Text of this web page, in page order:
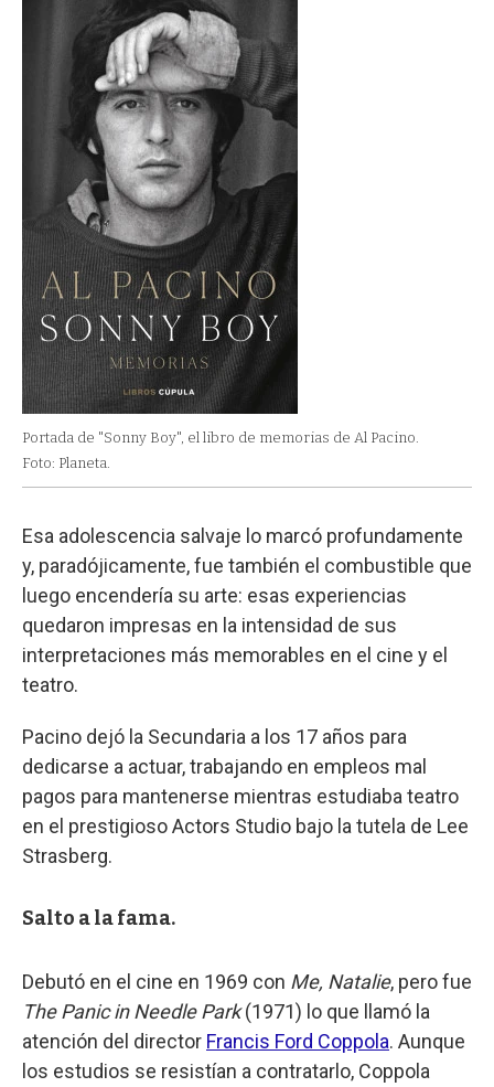
Portada de "Sonny Boy", el libro de memorias de Al Pacino.
Foto: Planeta.
Esa adolescencia salvaje lo marcó profundamente
y, paradójicamente, fue también el combustible que
luego encendería su arte: esas experiencias
quedaron impresas en la intensidad de sus
interpretaciones más memorables en el cine y el
teatro.
Pacino dejó la Secundaria a los 17 años para
dedicarse a actuar, trabajando en empleos mal
pagos para mantenerse mientras estudiaba teatro
en el prestigioso Actors Studio bajo la tutela de Lee
Strasberg.
Salto a la fama.
Debutó en el cine en 1969 con Me, Natalie, pero fue
The Panic in Needle Park(1971) lo que llamó la
atención del director Francis Ford Coppola. Aunque
los estudios se resistían a contratarlo, Coppola